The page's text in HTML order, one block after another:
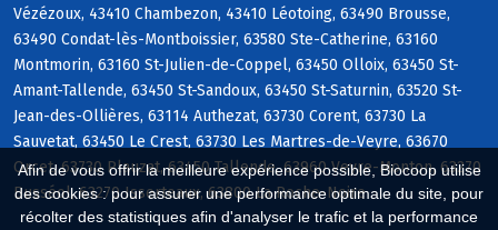
Afin de vous offrir la meilleure expérience possible, Biocoop utilise
des cookies : pour assurer une performance optimale du site, pour
récolter des statistiques afin d'analyser le trafic et la performance
Vézézoux, 43410 Chambezon, 43410 Léotoing, 63490 Brousse,
63490 Condat-lès-Montboissier, 63580 Ste-Catherine, 63160
Montmorin, 63160 St-Julien-de-Coppel, 63450 Olloix, 63450 St-
Amant-Tallende, 63450 St-Sandoux, 63450 St-Saturnin, 63520 St-
Jean-des-Ollières, 63114 Authezat, 63730 Corent, 63730 La
Sauvetat, 63450 Le Crest, 63730 Les Martres-de-Veyre, 63670
Orcet, 63730 Plauzat, 63450 Tallende, 63960 Veyre-Monton, 63270
Busséol, 63270 Isserteaux, 63800 La Roche-Noire